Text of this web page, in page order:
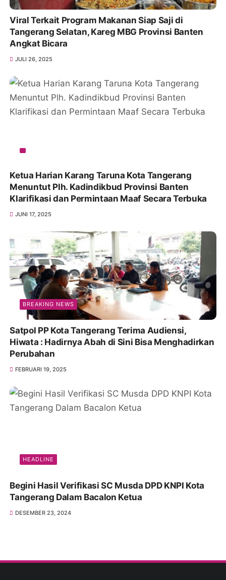
Viral Terkait Program Makanan Siap Saji di
Tangerang Selatan, Kareg MBG Provinsi Banten
Angkat Bicara
JULI 26, 2025
Ketua Harian Karang Taruna Kota Tangerang
Menuntut Plh. Kadindikbud Provinsi Banten
Klarifikasi dan Permintaan Maaf Secara Terbuka
JUNI 17, 2025
BREAKING NEWS
Satpol PP Kota Tangerang Terima Audiensi,
Hiwata : Hadirnya Abah di Sini Bisa Menghadirkan
Perubahan
FEBRUARI 19, 2025
HEADLINE
Begini Hasil Verifikasi SC Musda DPD KNPI Kota
Tangerang Dalam Bacalon Ketua
DESEMBER 23, 2024